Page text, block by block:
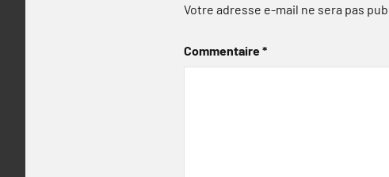
Votre adresse e-mail ne sera pas
Commentaire*